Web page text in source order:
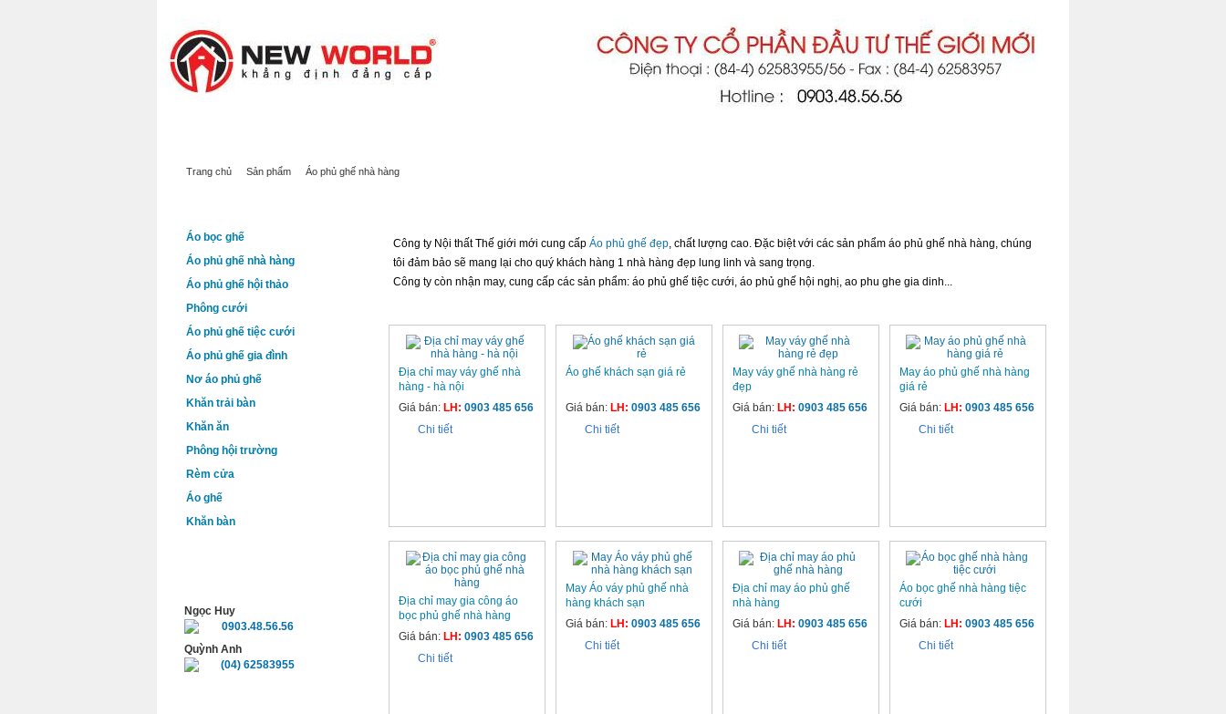
Trang chủ Sản phẩm Áo phủ ghế nhà hàng
Áo bọc ghế
Áo phủ ghế nhà hàng
Áo phủ ghế hội thảo
Phông cưới
Áo phủ ghế tiệc cưới
Áo phủ ghế gia đình
Nơ áo phủ ghế
Khăn trải bàn
Khăn ăn
Phông hội trường
Rèm cửa
Áo ghế
Khăn bàn
Ngọc Huy
0903.48.56.56
Quỳnh Anh
(04) 62583955
Công ty Nội thất Thế giới mới cung cấp Áo phủ ghế đẹp, chất lượng cao. Đặc biệt với các sản phẩm áo phủ ghế nhà hàng, chúng
tôi đảm bảo sẽ mang lại cho quý khách hàng 1 nhà hàng đẹp lung linh và sang trọng.
Công ty còn nhận may, cung cấp các sản phẩm: áo phủ ghế tiệc cưới, áo phủ ghế hội nghị, ao phu ghe gia dinh...
Địa chỉ may váy ghế nhà
hàng - hà nội
Giá bán: LH:0903 485 656
Chi tiết
Áo ghế khách sạn giá rẻ
Giá bán: LH:0903 485 656
Chi tiết
May váy ghế nhà hàng rẻ
đẹp
Giá bán: LH: 0903 485 656
Chi tiết
May áo phủ ghế nhà hàng
giá rẻ
Giá bán: LH: 0903 485 656
Chi tiết
Địa chỉ may gia công áo
bọc phủ ghế nhà hàng
Giá bán: LH:0903 485 656
Chi tiết
May Áo váy phủ ghế nhà
hàng khách sạn
Giá bán: LH:0903 485 656
Chi tiết
Địa chỉ may áo phủ ghế
nhà hàng
Giá bán: LH: 0903 485 656
Chi tiết
Áo bọc ghế nhà hàng tiệc
cưới
Giá bán: LH: 0903 485 656
Chi tiết